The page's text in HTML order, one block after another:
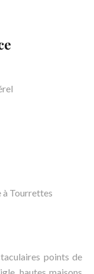
à Tourrettes
points de